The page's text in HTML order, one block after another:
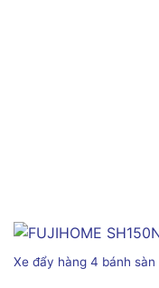
Xe đẩy hàng 4 bánh sàn